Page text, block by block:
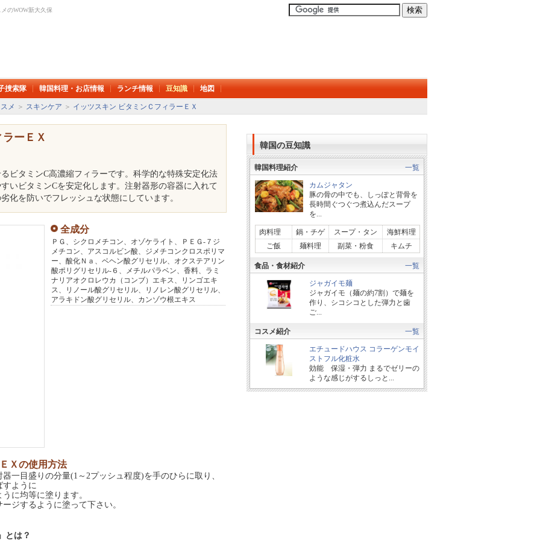
のWOW新大久保
捜索隊 韓国料理・お店情報 ランチ情報 豆知識 地図
メ ＞ スキンケア ＞ イッツスキン ビタミンＣフィラーＥＸ
ーＥＸ
ビタミンC高濃縮フィラーです。科学的な特殊安定化法
いビタミンCを安定化します。注射器形の容器に入れて
化を防いでフレッシュな状態にしています。
全成分
ＰＧ、シクロメチコン、オゾケライト、ＰＥＧ‐７ジ
メチコン、アスコルビン酸、ジメチコンクロスポリマ
ー、酸化Ｎａ、ベヘン酸グリセリル、オクステアリン
酸ポリグリセリル‐６、メチルパラベン、香料、ラミ
ナリアオクロレウカ（コンブ）エキス、リンゴエキ
ス、リノール酸グリセリル、リノレン酸グリセリル、
アラキドン酸グリセリル、カンゾウ根エキス
Ｘの使用方法
一目盛りの分量(1～2プッシュ程度)を手のひらに取り、
ように
均等に塗ります。
ジするように塗って下さい。
とは？
韓国の豆知識
韓国料理紹介 一覧
カムジャタン
豚の骨の中でも、しっぽと背骨を
長時間ぐつぐつ煮込んだスープ
を...
肉料理 鍋・チゲ スープ・タン
海鮮料理
ご飯
麺料理 副菜・粉食 キムチ
食品・食材紹介 一覧
ジャガイモ麺
ジャガイモ（麺の約7割）で麺を
作り、シコシコとした弾力と歯
ご...
コスメ紹介 一覧
エチュードハウス コラーゲンモイ
ストフル化粧水
効能 保湿・弾力 まるでゼリーの
ような感じがするしっと...